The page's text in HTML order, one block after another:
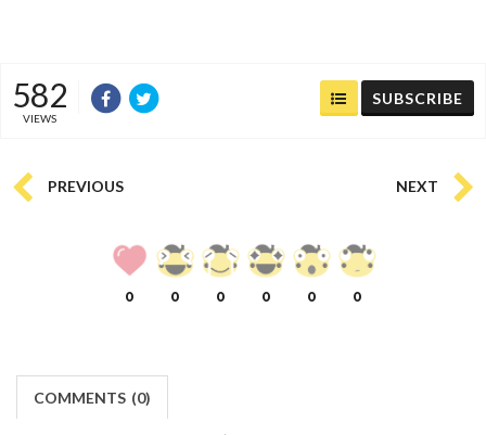
582
VIEWS
SUBSCRIBE
PREVIOUS NEXT
0 0 0 0 0 0
COMMENTS (0)